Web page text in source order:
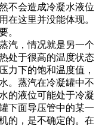
不会造成冷凝水液位
在这里并没能体现。
。
汽，情况就是另一个
处于很高的温度状态
力下的饱和温度值，
。蒸汽在冷凝罐中不
的液位可能处于冷凝
下面导压管中的某一
的，是不确定的。在